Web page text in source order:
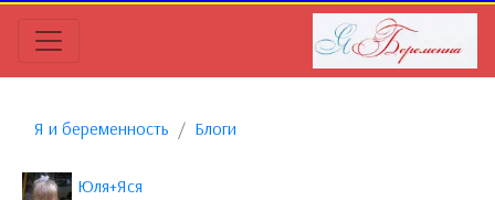
Я и беременность Блоги
Юля+Яся